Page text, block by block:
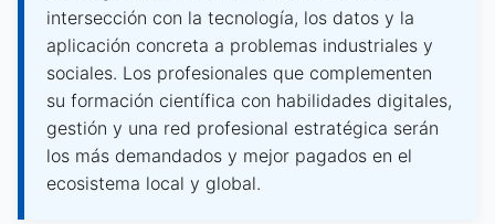
intersección con la tecnología, los datos y la
aplicación concreta a problemas industriales y
sociales. Los profesionales que complementen
su formación científica con habilidades digitales,
gestión y una red profesional estratégica serán
los más demandados y mejor pagados en el
ecosistema local y global.